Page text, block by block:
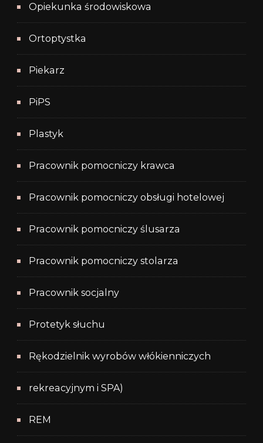
Opiekunka środowiskowa
Ortoptystka
Piekarz
PiPS
Plastyk
Pracownik pomocniczy krawca
Pracownik pomocniczy obsługi hotelowej
Pracownik pomocniczy ślusarza
Pracownik pomocniczy stolarza
Pracownik socjalny
Protetyk słuchu
Rękodzielnik wyrobów włókienniczych
rekreacyjnym i SPA)
REM